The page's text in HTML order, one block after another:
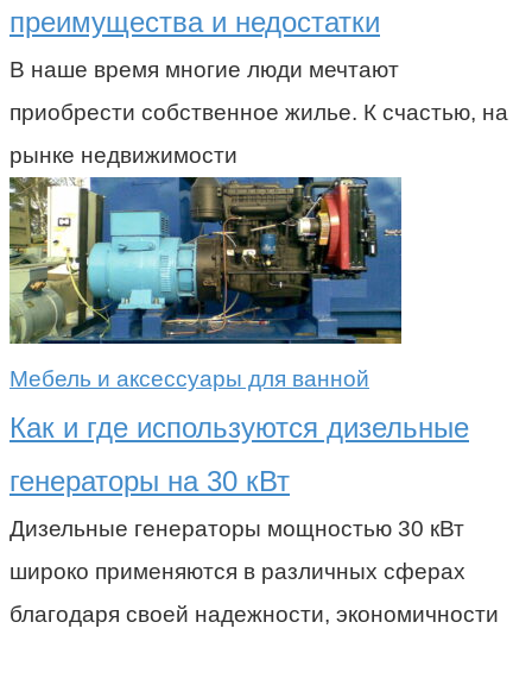
преимущества и недостатки
В наше время многие люди мечтают
приобрести собственное жилье. К счастью, на
рынке недвижимости
Мебель и аксессуары для ванной
Как и где используются дизельные
генераторы на 30 кВт
Дизельные генераторы мощностью 30 кВт
широко применяются в различных сферах
благодаря своей надежности, экономичности